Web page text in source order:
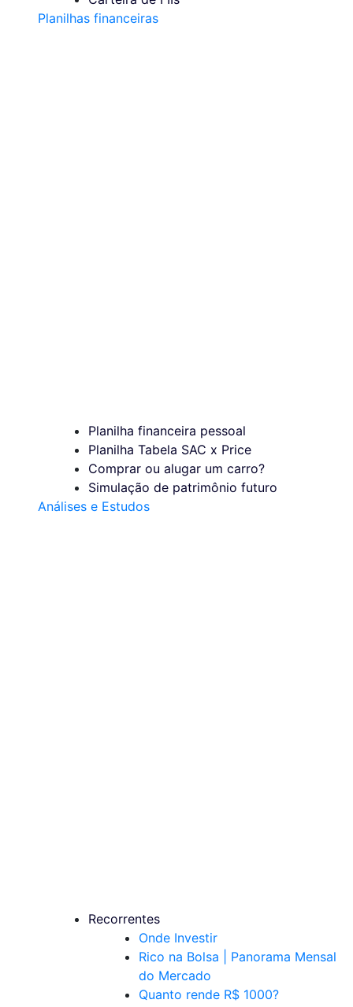
Planilhas financeiras
Planilha financeira pessoal
Planilha Tabela SAC x Price
Comprar ou alugar um carro?
Simulação de patrimônio futuro
Análises e Estudos
Recorrentes
Onde Investir
Rico na Bolsa | Panorama Mensal
do Mercado
Quanto rende R$ 1000?